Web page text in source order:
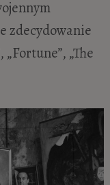
zdecydowanie
„Fortune”, „The